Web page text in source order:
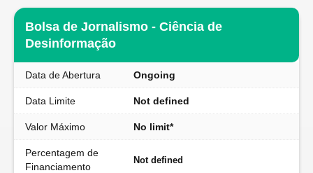
Bolsa de Jornalismo - Ciência de
Desinformação
Data de Abertura Ongoing
Data Limite Not defined
Valor Máximo No limit*
Percentagem de
Financiamento
Not defined